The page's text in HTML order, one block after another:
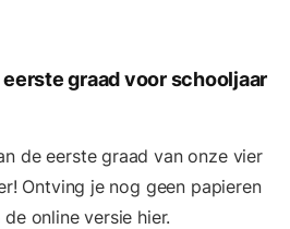
graad voor schooljaar
de eerste graad van onze vier
Ontving je nog geen papieren
online versie hier.